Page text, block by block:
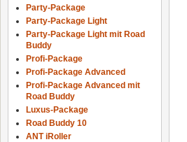
Party-Package
Party-Package Light
Party-Package Light mit Road
Buddy
Profi-Package
Profi-Package Advanced
Profi-Package Advanced mit
Road Buddy
Luxus-Package
Road Buddy 10
ANT iRoller